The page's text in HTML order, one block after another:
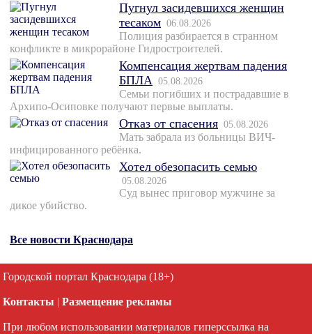
Пугнул засидевшихся женщин
тесаком 06.08.2026
Полиция разбирается в странном
конфликте в микрорайоне Гидростроителей.
Компенсация жертвам падения
БПЛА 05.08.2026
Семьи погибших и пострадавшие в
Архипо-Осиповке получают первые выплаты.
Отказ от спасения 05.08.2026
Мать забрала из больницы ВИЧ-
инфицированного ребёнка.
Хотел обезопасить семью
05.08.2026
Суд вынес приговор мужчине за
дикое убийство.
Все новости Краснодара
Городской портал Краснодара (18+)
Контакты | Размещение рекламы
При любом использовании материалов гиперссылка на